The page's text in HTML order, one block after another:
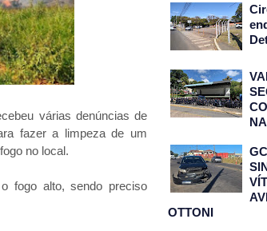
várias denúncias de
fazer a limpeza de um
no local.
fogo alto, sendo preciso
OTTONI